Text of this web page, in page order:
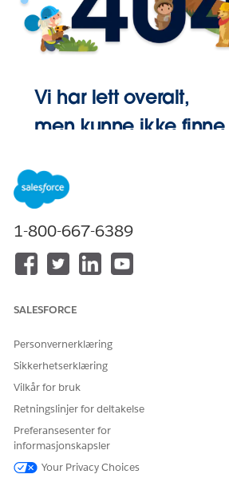
Vi har lett overalt,
men kunne ikke finne
1-800-667-6389
SALESFORCE
Personvernerklæring
Sikkerhetserklæring
Vilkår for bruk
Retningslinjer for deltakelse
Preferansesenter for
informasjonskapsler
Your Privacy Choices